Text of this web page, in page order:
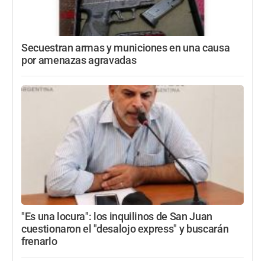
Secuestran armas y municiones en una causa
por amenazas agravadas
"Es una locura": los inquilinos de San Juan
cuestionaron el "desalojo express" y buscarán
frenarlo